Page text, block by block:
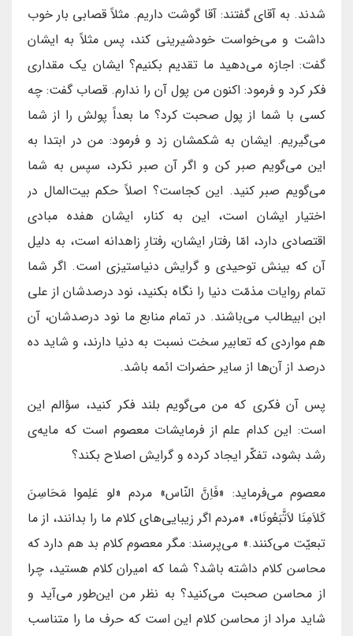
شدند. به آقای گفتند: آقا گوشت داریم. مثلاً قصابی بار خوب
داشت و می‌خواست خودشیرینی کند، پس مثلاً به ایشان
گفت: اجازه می‌دهید ما تقدیم بکنیم؟ ایشان یک مقداری
فکر کرد و فرمود: اکنون من پول آن را ندارم. قصاب گفت: چه
کسی با شما از پول صحبت کرد؟ ما بعداً پولش را از شما
می‌گیریم. ایشان به شکمشان زد و فرمود: من در ابتدا به
این می‌گویم صبر کن و اگر آن صبر نکرد، سپس به شما
می‌گویم صبر کنید. این کجاست؟ اصلاً حکم بیت‌المال در
اختیار ایشان است، این به کنار، ایشان هفده مبادی
اقتصادی دارد، امّا رفتار ایشان، رفتارِ زاهدانه است، به دلیل
آن که بینش توحیدی و گرایش دنیاستیزی است. اگر شما
تمام روایات مذمّت دنیا را نگاه بکنید، نود درصدشان از علی
ابن ابیطالب می‌باشند. در تمام منابع ما نود درصدشان، آن
هم مواردی که تعابیر سخت نسبت به دنیا دارند، و شاید ده
درصد از آن‌ها از سایر حضرات ائمه‌ باشد.
پس آن فکری که من می‌گویم بلند فکر کنید، سؤالم این
است: این کدام علم از فرمایشات معصوم است که مایه‌ی
رشد بشود، تفکّر ایجاد کرده و گرایش اصلاح بکند؟
معصوم می‌فرماید: «فَاِنَّ النّاس» مردم «لو عَلِموا مَحَاسِنَ
كَلاَمِنَا لاَتَّبَعُونَا»، «مردم اگر زیبایی‌های کلام ما را بدانند، از ما
تبعیّت می‌کنند.» می‌پرسند: مگر معصوم کلام بد هم دارد که
محاسن کلام داشته باشد؟ شما که امیران کلام هستید، چرا
از محاسن صحبت می‌کنید؟ به نظر من این‌طور می‌آید و
شاید مراد از محاسن کلام این است که حرف ما را متناسب